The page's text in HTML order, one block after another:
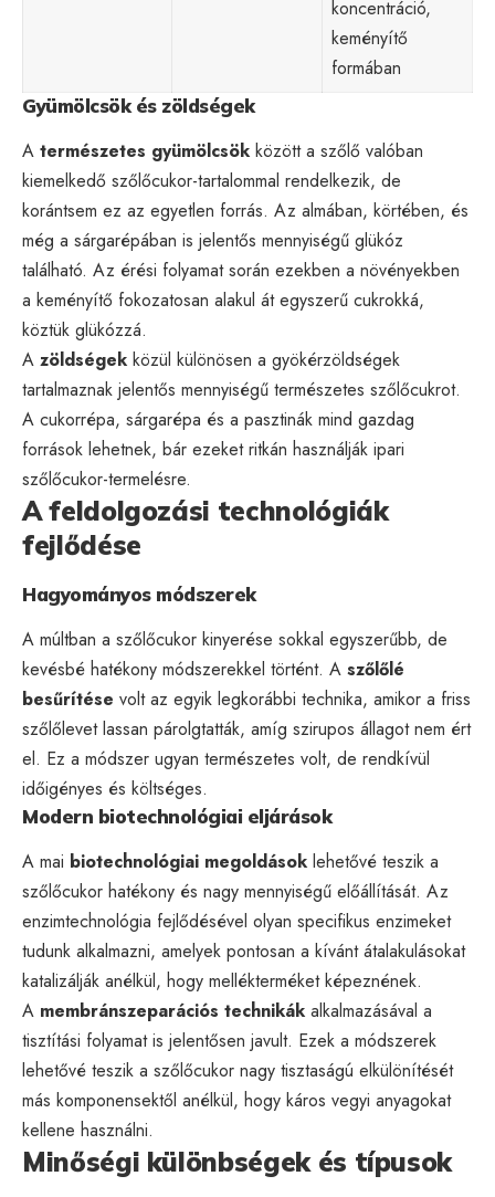
koncentráció,
keményítő
formában
Gyümölcsök és zöldségek
A természetes gyümölcsök között a szőlő valóban
kiemelkedő szőlőcukor-tartalommal rendelkezik, de
korántsem ez az egyetlen forrás. Az almában, körtében, és
még a sárgarépában is jelentős mennyiségű glükóz
található. Az érési folyamat során ezekben a növényekben
a keményítő fokozatosan alakul át egyszerű cukrokká,
köztük glükózzá.
A zöldségek közül különösen a gyökérzöldségek
tartalmaznak jelentős mennyiségű természetes szőlőcukrot.
A cukorrépa, sárgarépa és a pasztinák mind gazdag
források lehetnek, bár ezeket ritkán használják ipari
szőlőcukor-termelésre.
A feldolgozási technológiák
fejlődése
Hagyományos módszerek
A múltban a szőlőcukor kinyerése sokkal egyszerűbb, de
kevésbé hatékony módszerekkel történt. A szőlőlé
besűrítése volt az egyik legkorábbi technika, amikor a friss
szőlőlevet lassan párolgtatták, amíg szirupos állagot nem ért
el. Ez a módszer ugyan természetes volt, de rendkívül
időigényes és költséges.
Modern biotechnológiai eljárások
A mai biotechnológiai megoldások lehetővé teszik a
szőlőcukor hatékony és nagy mennyiségű előállítását. Az
enzimtechnológia fejlődésével olyan specifikus enzimeket
tudunk alkalmazni, amelyek pontosan a kívánt átalakulásokat
katalizálják anélkül, hogy mellékterméket képeznének.
A membránszeparációs technikák alkalmazásával a
tisztítási folyamat is jelentősen javult. Ezek a módszerek
lehetővé teszik a szőlőcukor nagy tisztaságú elkülönítését
más komponensektől anélkül, hogy káros vegyi anyagokat
kellene használni.
Minőségi különbségek és típusok